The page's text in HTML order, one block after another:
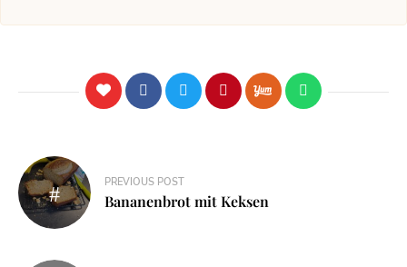
PREVIOUS POST
Bananenbrot mit Keksen